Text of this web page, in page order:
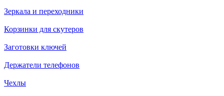
Зеркала и переходники
Корзинки для скутеров
Заготовки ключей
Держатели телефонов
Чехлы